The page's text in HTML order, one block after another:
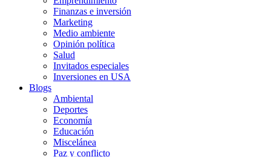
Finanzas e inversión
Marketing
Medio ambiente
Opinión política
Salud
Invitados especiales
Inversiones en USA
Blogs
Ambiental
Deportes
Economía
Educación
Miscelánea
Paz y conflicto